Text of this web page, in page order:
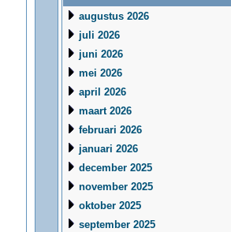
augustus 2026
juli 2026
juni 2026
mei 2026
april 2026
maart 2026
februari 2026
januari 2026
december 2025
november 2025
oktober 2025
september 2025